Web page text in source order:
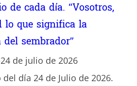
de cada día. “Vosotros,
lo que significa la
del sembrador”
24 de julio de 2026
del día 24 de Julio de 2026.